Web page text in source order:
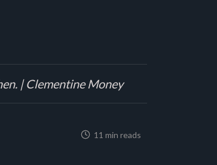
| Clementine Money
11 min reads